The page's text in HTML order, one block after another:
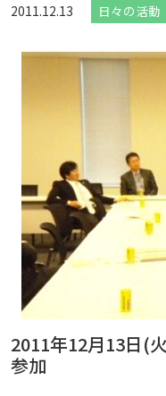
2011.12.13 日々の活動
2011年12月13日(
参加